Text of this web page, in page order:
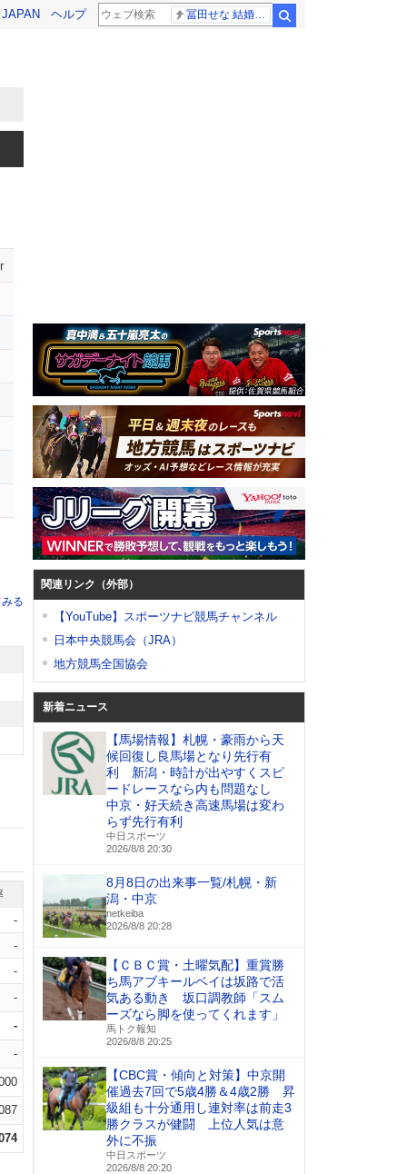
ヘルプ
る
-
-
-
-
-
-
関連リンク（外部）
【YouTube】スポーツナビ競馬チャンネル
日本中央競馬会（JRA）
地方競馬全国協会
新着ニュース
【馬場情報】札幌・豪雨から天
候回復し良馬場となり先行有
利 新潟・時計が出やすくスピ
ードレースなら内も問題なし
中京・好天続き高速馬場は変わ
らず先行有利
中日スポーツ
2026/8/8 20:30
8月8日の出来事一覧/札幌・新
潟・中京
netkeiba
2026/8/8 20:28
【ＣＢＣ賞・土曜気配】重賞勝
ち馬アブキールベイは坂路で活
気ある動き 坂口調教師「スム
ーズなら脚を使ってくれます」
馬トク報知
2026/8/8 20:25
【CBC賞・傾向と対策】中京開
催過去7回で5歳4勝＆4歳2勝 昇
級組も十分通用し連対率は前走3
勝クラスが健闘 上位人気は意
外に不振
中日スポーツ
2026/8/8 20:20